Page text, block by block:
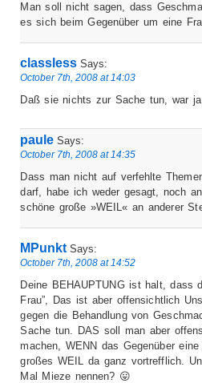
Man soll nicht sagen, dass
es sich beim Gegenüber um eine
classless Says:
October 7th, 2008 at 14:03
Daß sie nichts zur Sache tun, war
paule Says:
October 7th, 2008 at 14:35
Dass man nicht auf verfehlte
darf, habe ich weder gesagt, noch
schöne große »WEIL« an anderer
MPunkt Says:
October 7th, 2008 at 14:52
Deine BEHAUPTUNG ist halt, dass
Frau”, Das ist aber offensichtlich
gegen die Behandlung von
Sache tun. DAS soll man aber
machen, WENN das Gegenüber
großes WEIL da ganz vortrefflich.
Mal Mieze nennen? 😛